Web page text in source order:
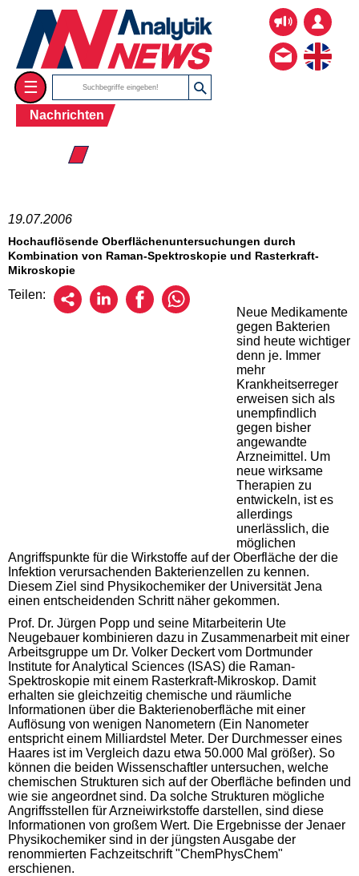
☰
Nachrichten
☰ 2006
19.07.2006
Hochauflösende Oberflächenuntersuchungen durch
Kombination von Raman-Spektroskopie und Rasterkraft-
Mikroskopie
Teilen:
Neue Medikamente
gegen Bakterien
sind heute wichtiger
denn je. Immer
mehr
Krankheitserreger
erweisen sich als
unempfindlich
gegen bisher
angewandte
Arzneimittel. Um
neue wirksame
Therapien zu
entwickeln, ist es
allerdings
unerlässlich, die
möglichen
Angriffspunkte für die Wirkstoffe auf der Oberfläche der die
Infektion verursachenden Bakterienzellen zu kennen.
Diesem Ziel sind Physikochemiker der Universität Jena
einen entscheidenden Schritt näher gekommen.
Prof. Dr. Jürgen Popp und seine Mitarbeiterin Ute
Neugebauer kombinieren dazu in Zusammenarbeit mit einer
Arbeitsgruppe um Dr. Volker Deckert vom Dortmunder
Institute for Analytical Sciences (ISAS) die Raman-
Spektroskopie mit einem Rasterkraft-Mikroskop. Damit
erhalten sie gleichzeitig chemische und räumliche
Informationen über die Bakterienoberfläche mit einer
Auflösung von wenigen Nanometern (Ein Nanometer
entspricht einem Milliardstel Meter. Der Durchmesser eines
Haares ist im Vergleich dazu etwa 50.000 Mal größer). So
können die beiden Wissenschaftler untersuchen, welche
chemischen Strukturen sich auf der Oberfläche befinden und
wie sie angeordnet sind. Da solche Strukturen mögliche
Angriffsstellen für Arzneiwirkstoffe darstellen, sind diese
Informationen von großem Wert. Die Ergebnisse der Jenaer
Physikochemiker sind in der jüngsten Ausgabe der
renommierten Fachzeitschrift "ChemPhysChem"
erschienen.